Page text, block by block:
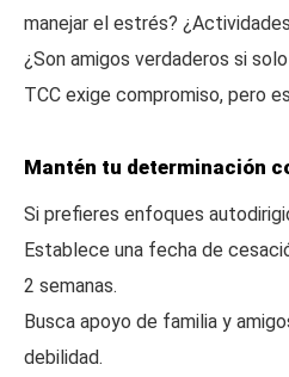
manejar el estrés?
¿Son amigos verdaderos si
TCC exige compromiso, pero
Mantén tu determinación
Si prefieres enfoques
Establece una fecha de
2 semanas.
Busca apoyo de familia y
debilidad.